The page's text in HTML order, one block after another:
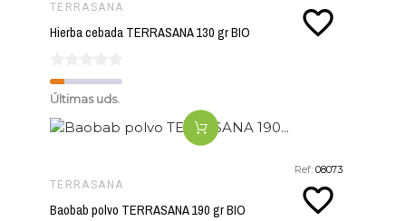
TERRASANA
Hierba cebada TERRASANA 130 gr BIO
Últimas uds.
Ref:08073
TERRASANA
Baobab polvo TERRASANA 190 gr BIO
favorite_border
favorite_border